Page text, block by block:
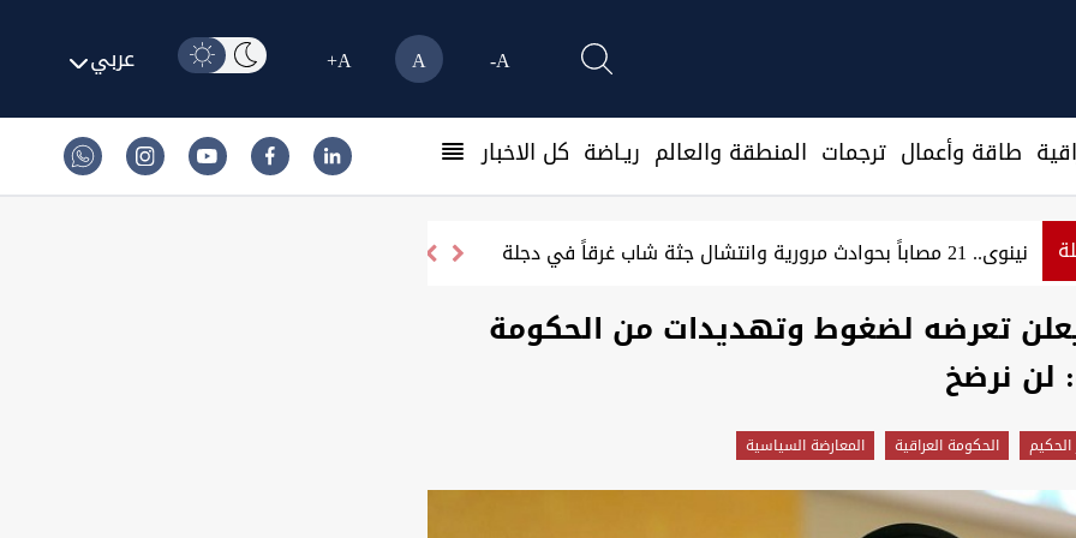
A-
A
A+ عربي
طاقة وأعمال ترجمات المنطقة والعالم ريـاضة كل الاخبار
نينوى.. 21 مصاباً بحوادث مرورية وانتشال جثة شاب غرقاً في دجلة
تعرضه لضغوط وتهديدات من الحكومة
لن نرضخ
الحكيم الحكومة العراقية المعارضة السياسية